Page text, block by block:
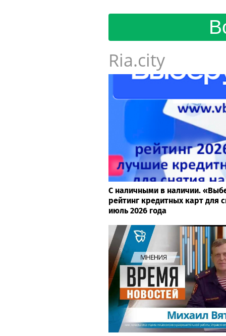
Ria.city
С наличными в наличии.
рейтинг кредитных карт для
июль 2026 года